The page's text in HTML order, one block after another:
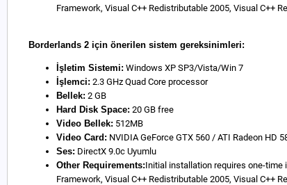
Framework, Visual C++ Redistributable 2005, Visual C++
Borderlands 2 için önerilen sistem gereksinimleri:
İşletim Sistemi: Windows XP SP3/Vista/Win 7
İşlemci: 2.3 GHz Quad Core processor
Bellek: 2 GB
Hard Disk Space: 20 GB free
Video Bellek: 512MB
Video Card: NVIDIA GeForce GTX 560 / ATI Radeon HD
Ses: DirectX 9.0c Uyumlu
Other Requirements:Initial installation requires one-
Framework, Visual C++ Redistributable 2005, Visual C++